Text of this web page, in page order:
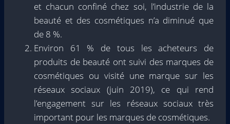
et chacun confiné chez soi, l’industrie de la
beauté et des cosmétiques n’a diminué que
de 8 %.
Environ 61 % de tous les acheteurs de
produits de beauté ont suivi des marques de
cosmétiques ou visité une marque sur les
réseaux sociaux (juin 2019), ce qui rend
l’engagement sur les réseaux sociaux très
important pour les marques de cosmétiques.